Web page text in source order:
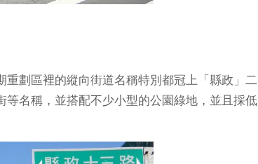
劃區裡的縱向街道名稱特別都冠上「縣政」二
名稱，並搭配不少小型的公園綠地，並且採低